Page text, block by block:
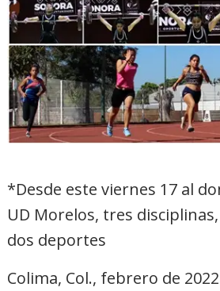
*Desde este viernes 17 al
UD Morelos, tres
dos deportes
Colima, Col., febrero de